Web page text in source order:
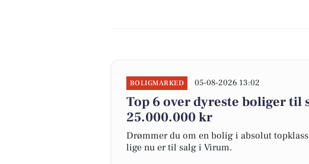
BOLIGMARKED 05-08-2026 13:02
Top 6 over dyreste boliger
25.000.000 kr
Drømmer du om en bolig i absolut
lige nu er til salg i Virum.